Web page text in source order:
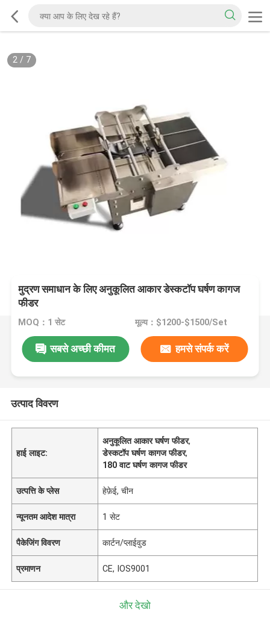
2/ 7
मुद्रण समाधान के लिए अनुकूलित आकार डेस्कटॉप घर्षण कागज
फीडर
MOQ：1 सेट मूल्य：$1200-$1500/Set
सबसे अच्छी कीमत हमसे संपर्क करें
उत्पाद विवरण
हाई लाइट:
अनुकूलित आकार घर्षण फीडर,
डेस्कटॉप घर्षण कागज फीडर,
180 वाट घर्षण कागज फीडर
उत्पत्ति के प्लेस हेफ़ेई, चीन
न्यूनतम आदेश मात्रा 1 सेट
पैकेजिंग विवरण कार्टन/प्लाईवुड
प्रमाणन CE, IOS9001
और देखो